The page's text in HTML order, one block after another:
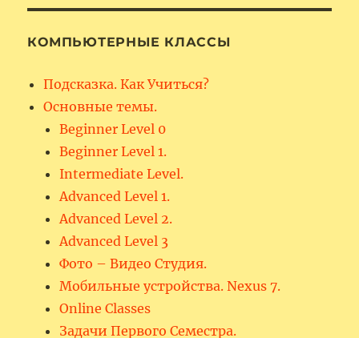
КОМПЬЮТЕРНЫЕ КЛАССЫ
Подсказка. Как Учиться?
Основные темы.
Beginner Level 0
Beginner Level 1.
Intermediate Level.
Advanced Level 1.
Advanced Level 2.
Advanced Level 3
Фото – Видео Студия.
Мобильные устройства. Nexus 7.
Online Classes
Задачи Первого Семестра.